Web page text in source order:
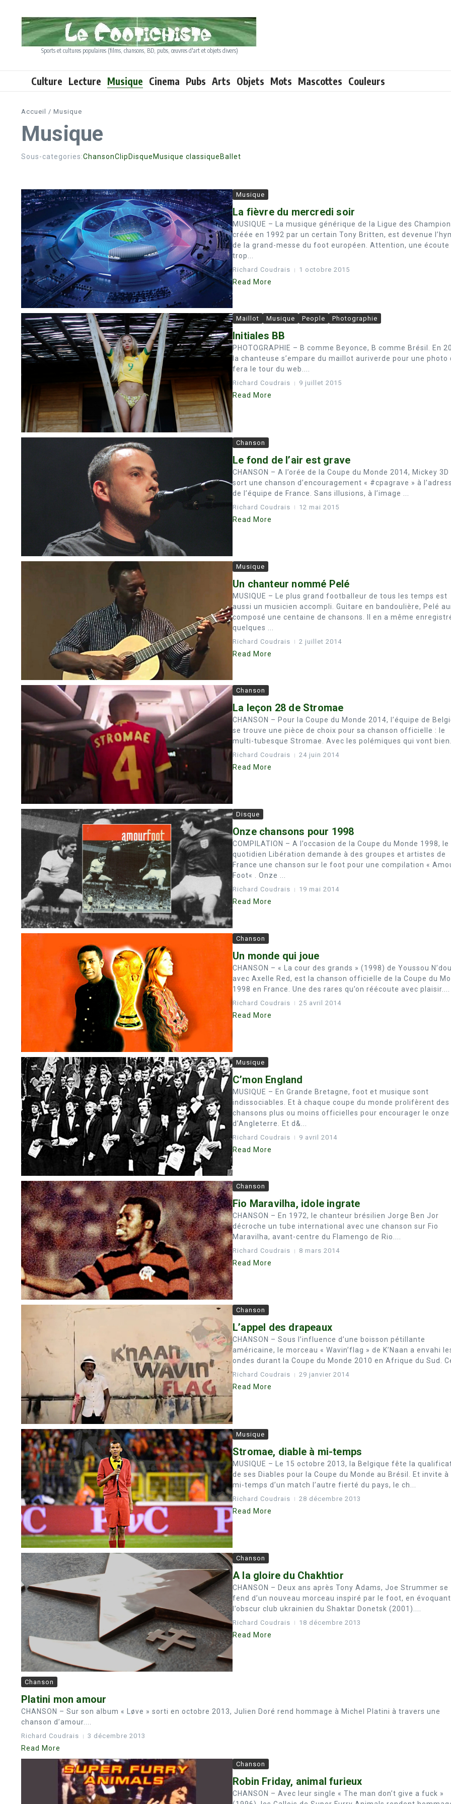
Sports et cultures populaires (films, chansons, BD, pubs, œuvres d'art et objets divers)
Culture Lecture Musique Cinema Pubs Arts Objets Mots Mascottes Couleurs
Accueil / Musique
Musique
Sous-categories:ChansonClip Disque Musique classique Ballet
Musique
La fièvre du mercredi soir
MUSIQUE – La musique générique de la Ligue des
créée en 1992 par un certain Tony Britten, est devenue
de la grand-messe du foot européen. Attention, une écoute
trop...
Richard Coudrais 1 octobre 2015
Read More
Maillot Musique People Photographie
Initiales BB
PHOTOGRAPHIE – B comme Beyonce, B comme Brésil. En
la chanteuse s’empare du maillot auriverde pour une photo
fera le tour du web....
Richard Coudrais 9 juillet 2015
Read More
Chanson
Le fond de l’air est grave
CHANSON – A l’orée de la Coupe du Monde 2014, Mickey 3D
sort une chanson d’encouragement « #cpagrave » à
de l’équipe de France. Sans illusions, à l’image ...
Richard Coudrais 12 mai 2015
Read More
Musique
Un chanteur nommé Pelé
MUSIQUE – Le plus grand footballeur de tous les temps est
aussi un musicien accompli. Guitare en bandoulière, Pelé
composé une centaine de chansons. Il en a même
quelques ...
Richard Coudrais 2 juillet 2014
Read More
Chanson
La leçon 28 de Stromae
CHANSON – Pour la Coupe du Monde 2014, l’équipe de
se trouve une pièce de choix pour sa chanson officielle : le
multi-tubesque Stromae. Avec les polémiques qui vont
Richard Coudrais 24 juin 2014
Read More
Disque
Onze chansons pour 1998
COMPILATION – A l’occasion de la Coupe du Monde 1998, le
quotidien Libération demande à des groupes et artistes de
France une chanson sur le foot pour une compilation «
Foot« . Onze ...
Richard Coudrais 19 mai 2014
Read More
Chanson
Un monde qui joue
CHANSON – « La cour des grands » (1998) de Youssou
avec Axelle Red, est la chanson officielle de la Coupe du
1998 en France. Une des rares qu’on réécoute avec plaisir....
Richard Coudrais 25 avril 2014
Read More
Musique
C’mon England
MUSIQUE – En Grande Bretagne, foot et musique sont
indissociables. Et à chaque coupe du monde prolifèrent des
chansons plus ou moins officielles pour encourager le onze
d’Angleterre. Et d&...
Richard Coudrais 9 avril 2014
Read More
Chanson
Fio Maravilha, idole ingrate
CHANSON – En 1972, le chanteur brésilien Jorge Ben Jor
décroche un tube international avec une chanson sur Fio
Maravilha, avant-centre du Flamengo de Rio....
Richard Coudrais 8 mars 2014
Read More
Chanson
L’appel des drapeaux
CHANSON – Sous l’influence d’une boisson pétillante
américaine, le morceau « Wavin’flag » de K’Naan a envahi
ondes durant la Coupe du Monde 2010 en Afrique du Sud.
Richard Coudrais 29 janvier 2014
Read More
Musique
Stromae, diable à mi-temps
MUSIQUE – Le 15 octobre 2013, la Belgique fête la
de ses Diables pour la Coupe du Monde au Brésil. Et invite à
mi-temps d’un match l’autre fierté du pays, le ch...
Richard Coudrais 28 décembre 2013
Read More
Chanson
A la gloire du Chakhtior
CHANSON – Deux ans après Tony Adams, Joe Strummer se
fend d’un nouveau morceau inspiré par le foot, en évoquant
l’obscur club ukrainien du Shaktar Donetsk (2001)....
Richard Coudrais 18 décembre 2013
Read More
Chanson
Platini mon amour
CHANSON – Sur son album « Løve » sorti en octobre 2013, Julien Doré rend hommage à Michel Platini à travers une
chanson d’amour....
Richard Coudrais 3 décembre 2013
Read More
Chanson
Robin Friday, animal furieux
CHANSON – Avec leur single « The man don’t give a fuck »